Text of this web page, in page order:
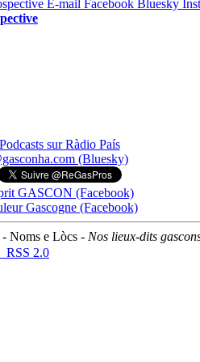
Podcasts sur Ràdio País
(Bluesky)
GASCON (Facebook)
Gascogne (Facebook)
Noms e Lòcs - Nos lieux-dits
RSS 2.0